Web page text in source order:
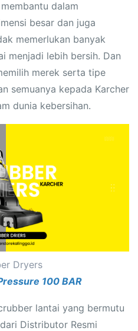
dalam
besar dan juga
memerlukan banyak
menjadi lebih bersih. Dan
merek serta tipe
semuanya kepada Karcher
dunia kebersihan.
Dryers
100 BAR
lantai yang bermutu
Distributor Resmi